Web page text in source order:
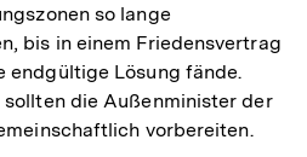
so lange
bis in einem Friedensvertrag
endgültige Lösung fände.
die Außenminister der
vorbereiten.